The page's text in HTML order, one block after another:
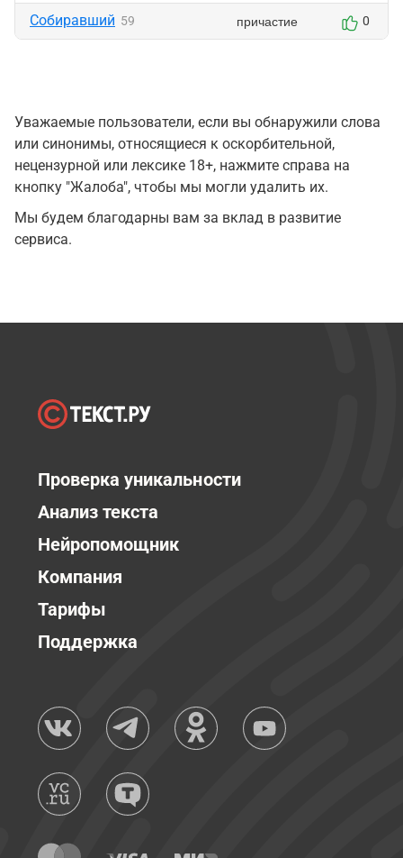
Собиравший 59 причастие 0
Уважаемые пользователи, если вы обнаружили слова
или синонимы, относящиеся к оскорбительной,
нецензурной или лексике 18+, нажмите справа на
кнопку "Жалоба", чтобы мы могли удалить их.
Мы будем благодарны вам за вклад в развитие
сервиса.
Проверка уникальности
Анализ текста
Нейропомощник
Компания
Тарифы
Поддержка